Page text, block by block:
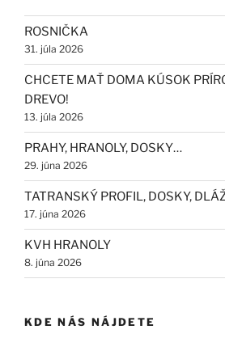
ROSNIČKA
31. júla 2026
CHCETE MAŤ DOMA KÚSOK
DREVO!
13. júla 2026
PRAHY, HRANOLY, DOSKY…
29. júna 2026
TATRANSKÝ PROFIL, DOSKY,
17. júna 2026
KVH HRANOLY
8. júna 2026
KDE NÁS NÁJDETE